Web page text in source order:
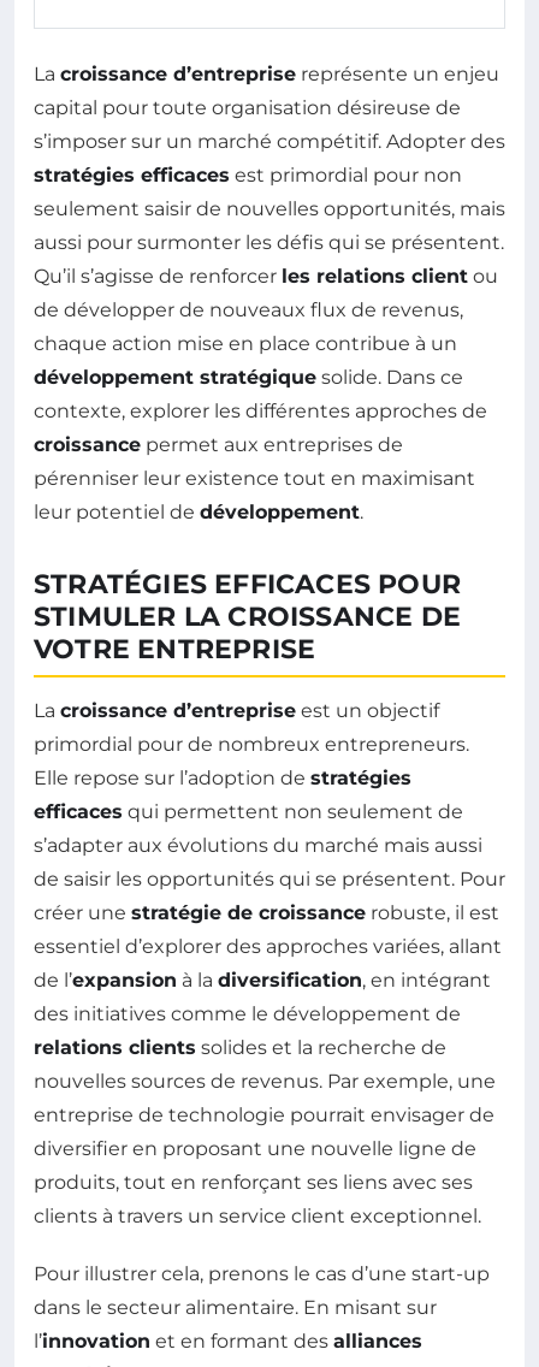
La croissance d’entreprise représente un enjeu
capital pour toute organisation désireuse de
s’imposer sur un marché compétitif. Adopter des
stratégies efficaces est primordial pour non
seulement saisir de nouvelles opportunités, mais
aussi pour surmonter les défis qui se présentent.
Qu’il s’agisse de renforcer les relations client ou
de développer de nouveaux flux de revenus,
chaque action mise en place contribue à un
développement stratégique solide. Dans ce
contexte, explorer les différentes approches de
croissance permet aux entreprises de
pérenniser leur existence tout en maximisant
leur potentiel de développement.
STRATÉGIES EFFICACES POUR
STIMULER LA CROISSANCE DE
VOTRE ENTREPRISE
La croissance d’entreprise est un objectif
primordial pour de nombreux entrepreneurs.
Elle repose sur l’adoption de stratégies
efficaces qui permettent non seulement de
s’adapter aux évolutions du marché mais aussi
de saisir les opportunités qui se présentent. Pour
créer une stratégie de croissance robuste, il est
essentiel d’explorer des approches variées, allant
de l’expansion à la diversification, en intégrant
des initiatives comme le développement de
relations clients solides et la recherche de
nouvelles sources de revenus. Par exemple, une
entreprise de technologie pourrait envisager de
diversifier en proposant une nouvelle ligne de
produits, tout en renforçant ses liens avec ses
clients à travers un service client exceptionnel.
Pour illustrer cela, prenons le cas d’une start-up
dans le secteur alimentaire. En misant sur
l’innovation et en formant des alliances